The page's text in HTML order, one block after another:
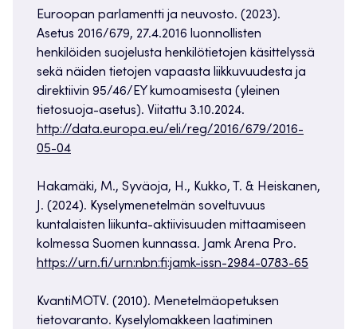
Euroopan parlamentti ja neuvosto. (2023).
Asetus 2016/679, 27.4.2016 luonnollisten
henkilöiden suojelusta henkilötietojen käsittelyssä
sekä näiden tietojen vapaasta liikkuvuudesta ja
direktiivin 95/46/EY kumoamisesta (yleinen
tietosuoja-asetus). Viitattu 3.10.2024.
http://data.europa.eu/eli/reg/2016/679/2016-
05-04
Hakamäki, M., Syväoja, H., Kukko, T. & Heiskanen,
J. (2024). Kyselymenetelmän soveltuvuus
kuntalaisten liikunta-aktiivisuuden mittaamiseen
kolmessa Suomen kunnassa. Jamk Arena Pro.
https://urn.fi/urn:nbn:fi:jamk-issn-2984-0783-65
KvantiMOTV. (2010). Menetelmäopetuksen
tietovaranto. Kyselylomakkeen laatiminen